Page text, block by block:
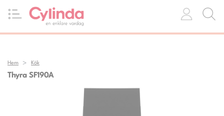
Hem Kök
Thyra SF190A